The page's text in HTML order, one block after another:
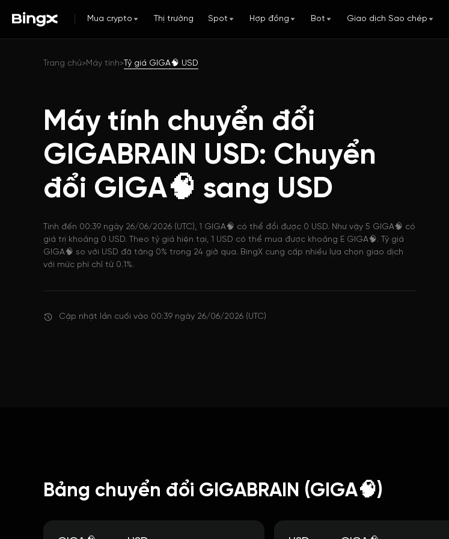
Mua crypto Thị trường Spot Hợp đồng Bot Giao dịch Sao chép
Trang chủ>Máy tính> Tỷ giá GIGA🧠 USD
Máy tính chuyển đổi
GIGABRAIN USD: Chuyển
đổi GIGA🧠 sang USD
Tính đến 00:39 ngày 26/06/2026 (UTC), 1 GIGA🧠 có thể đổi được 0 USD. Như vậy 5 GIGA🧠 có
giá trị khoảng 0 USD. Theo tỷ giá hiện tại, 1 USD có thể mua được khoảng E GIGA🧠. Tỷ giá
GIGA🧠 so với USD đã tăng 0% trong 24 giờ qua. BingX cung cấp nhiều lựa chọn giao dịch
với mức phí chỉ từ 0.1%.
Cập nhật lần cuối vào 00:39 ngày 26/06/2026 (UTC)
Bảng chuyển đổi GIGABRAIN (GIGA🧠)